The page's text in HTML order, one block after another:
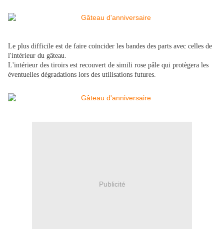
Le plus difficile est de faire coïncider les bandes des parts avec celles de
l'intérieur du gâteau.
L'intérieur des tiroirs est recouvert de simili rose pâle qui protègera les
éventuelles dégradations lors des utilisations futures.
Publicité